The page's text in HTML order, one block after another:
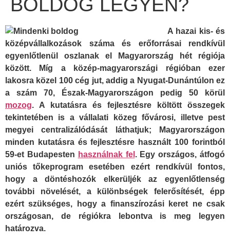
BOLDOG LEGYEN?
A hazai kis- és
középvállalkozások száma és erőforrásai rendkívül
egyenlőtlenül oszlanak el Magyarország hét régiója
között. Míg a közép-magyarországi régióban ezer
lakosra közel 100 cég jut, addig a Nyugat-Dunántúlon ez
a szám 70, Észak-Magyarországon pedig 50 körül
mozog. A kutatásra és fejlesztésre költött összegek
tekintetében is a vállalati közeg fővárosi, illetve pest
megyei centralizálódását láthatjuk; Magyarországon
minden kutatásra és fejlesztésre használt 100 forintból
59-et Budapesten használnak fel . Egy országos, átfogó
uniós tőkeprogram esetében ezért rendkívül fontos,
hogy a döntéshozók elkerüljék az egyenlőtlenség
további növelését, a különbségek felerősítését, épp
ezért szükséges, hogy a finanszírozási keret ne csak
országosan, de régiókra lebontva is meg legyen
határozva.